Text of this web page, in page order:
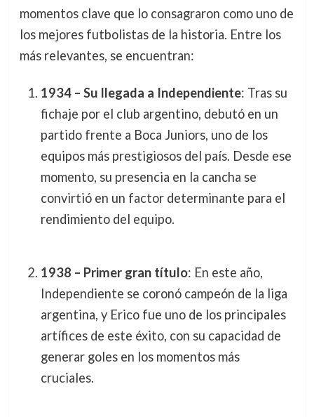
momentos clave que lo consagraron como uno de
los mejores futbolistas de la historia. Entre los
más relevantes, se encuentran:
1934 – Su llegada a Independiente: Tras su
fichaje por el club argentino, debutó en un
partido frente a Boca Juniors, uno de los
equipos más prestigiosos del país. Desde ese
momento, su presencia en la cancha se
convirtió en un factor determinante para el
rendimiento del equipo.
1938 – Primer gran título: En este año,
Independiente se coronó campeón de la liga
argentina, y Erico fue uno de los principales
artífices de este éxito, con su capacidad de
generar goles en los momentos más
cruciales.